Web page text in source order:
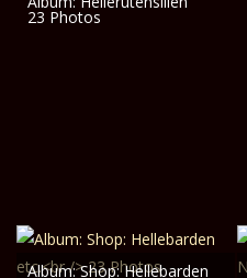
23 Photos
Album: Shop: Hellebarden